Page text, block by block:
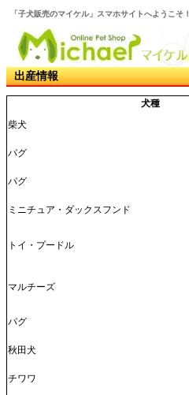
「子犬販売のマイケル」スマホサイトへようこそ！
出産情報
犬種
柴犬
パグ
パグ
ミニチュア・ダックスフンド
トイ・プードル
マルチーズ
パグ
秋田犬
チワワ